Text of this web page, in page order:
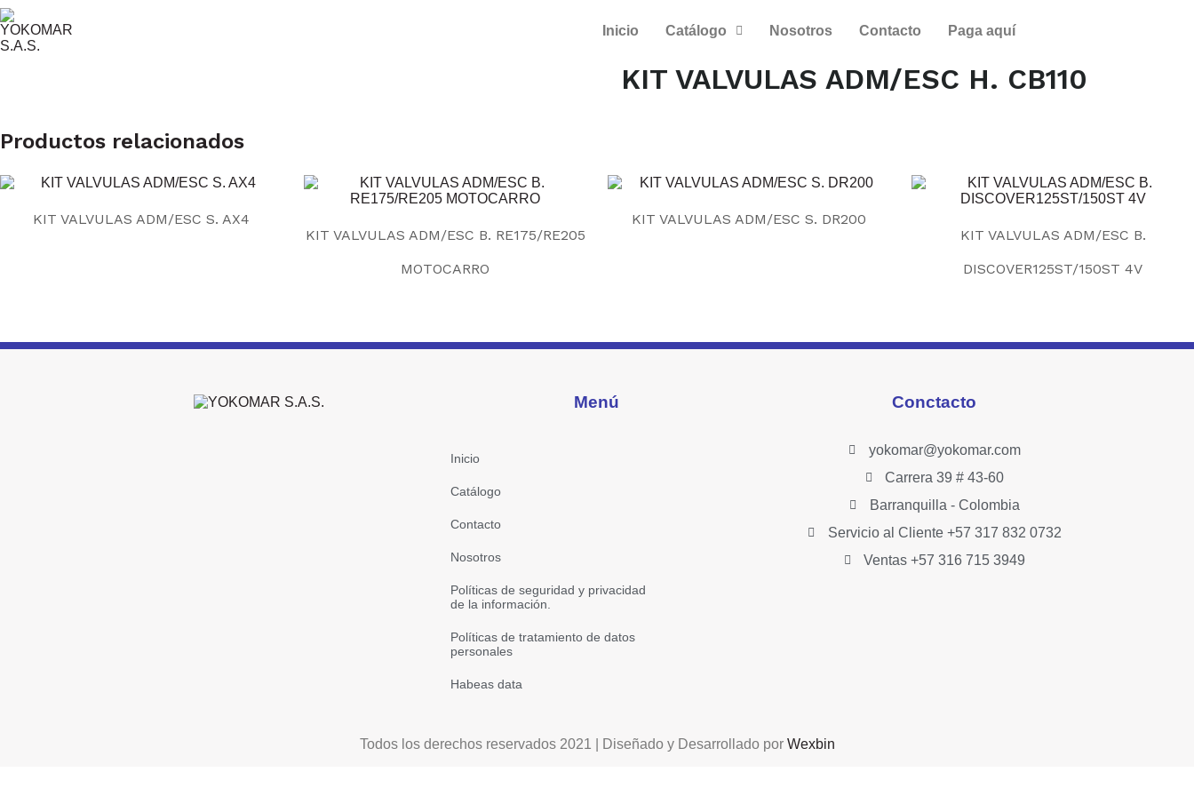
Inicio Catálogo Nosotros Contacto Paga aquí
KIT VALVULAS ADM/ESC H. CB110
Productos relacionados
KIT VALVULAS ADM/ESC S. AX4
KIT VALVULAS ADM/ESC B. RE175/RE205
MOTOCARRO
KIT VALVULAS ADM/ESC S. DR200
KIT VALVULAS ADM/ESC B.
DISCOVER125ST/150ST 4V
Menú
Inicio
Catálogo
Contacto
Nosotros
Políticas de seguridad y privacidad
de la información.
Políticas de tratamiento de datos
personales
Habeas data
Conctacto
yokomar@yokomar.com
Carrera 39 # 43-60
Barranquilla - Colombia
Servicio al Cliente +57 317 832 0732
Ventas +57 316 715 3949
Todos los derechos reservados 2021 | Diseñado y Desarrollado por Wexbin